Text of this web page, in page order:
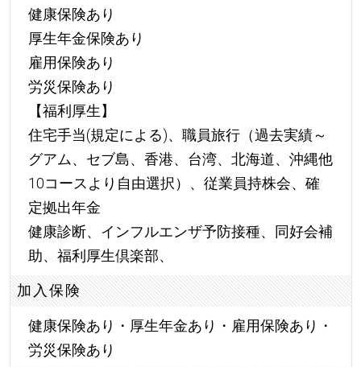
健康保険あり
厚生年金保険あり
雇用保険あり
労災保険あり
【福利厚生】
住宅手当(規定による)、職員旅行（過去実績～
グアム、セブ島、香港、台湾、北海道、沖縄他
10コースより自由選択）、従業員持株会、確
定拠出年金
健康診断、インフルエンザ予防接種、同好会補
助、福利厚生倶楽部、
加入保険
健康保険あり・厚生年金あり・雇用保険あり・
労災保険あり